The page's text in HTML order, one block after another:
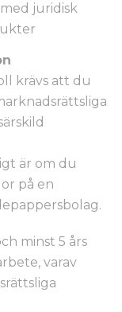
juridisk
krävs att du
är om du
på en
minst 5 års
varav